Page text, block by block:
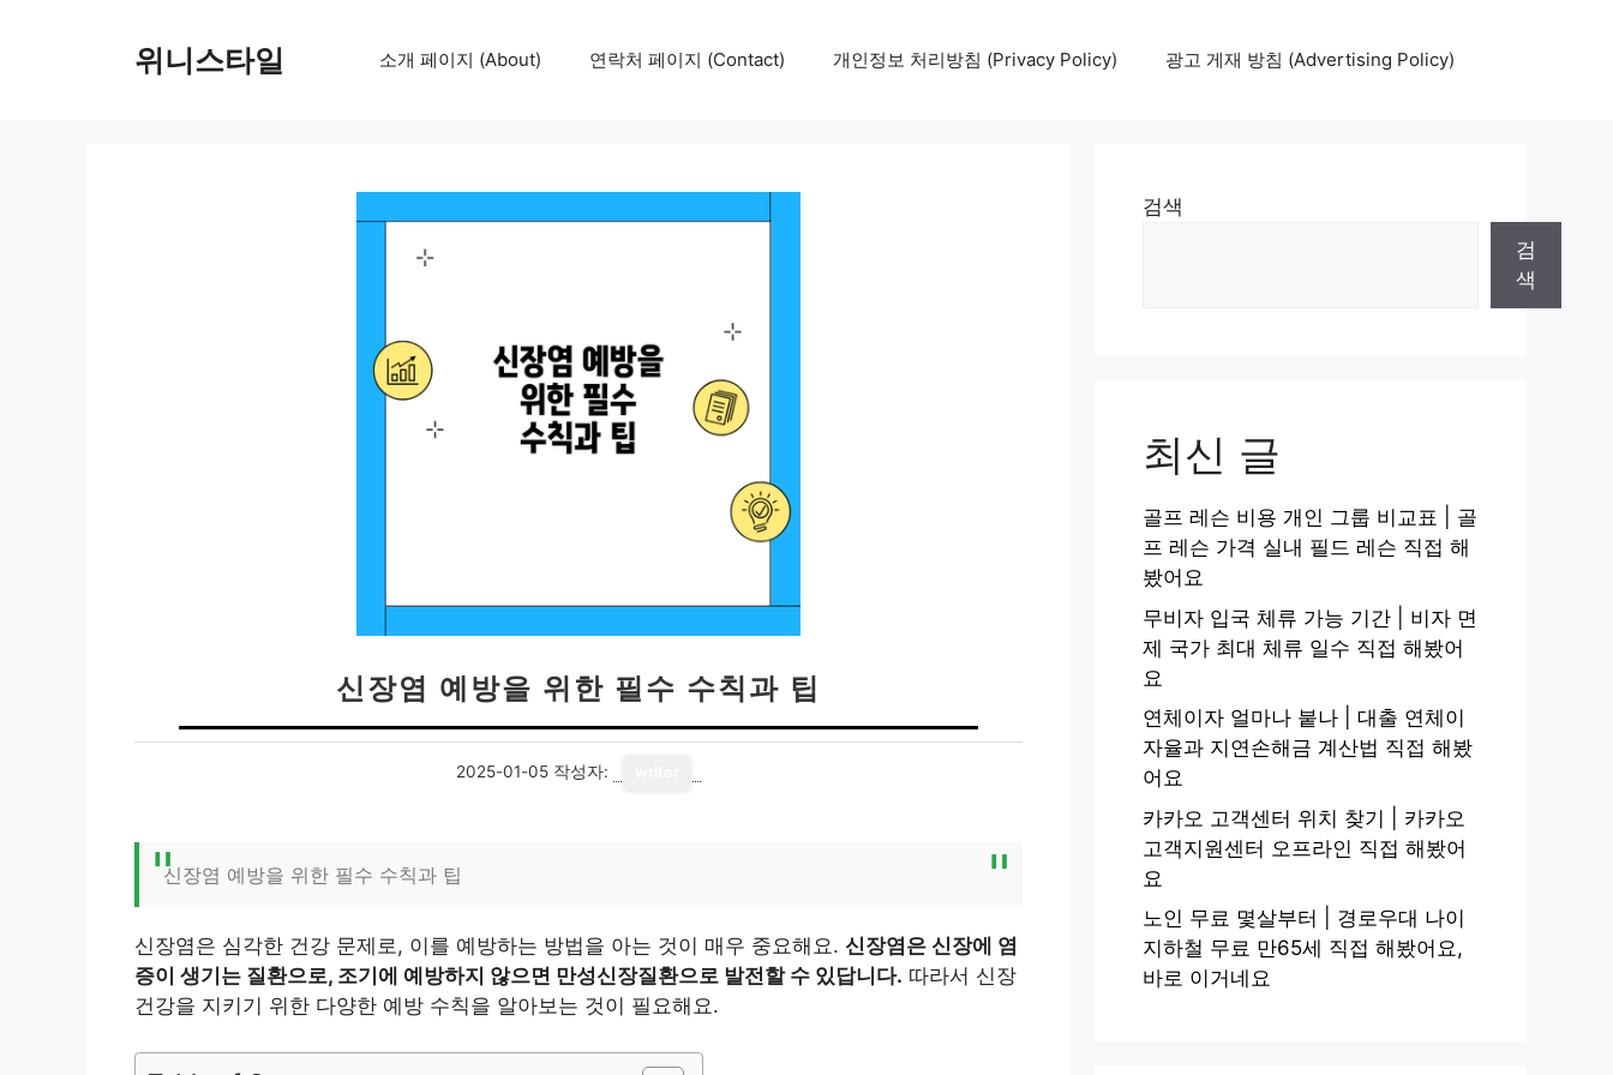
위니스타일 소개 페이지 (About) 연락처 페이지 (Contact) 개인정보 처리방침 (Privacy Policy) 광고 게재 방침 (Advertising Policy)
신장염 예방을 위한 필수 수칙과 팁
2025-01-05 작성자:
신장염 예방을 위한 필수 수칙과 팁
신장염은 심각한 건강 문제로, 이를 예방하는 방법을 아는 것이 매우 중요해요. 신장염은 신장에 염
증이 생기는 질환으로, 조기에 예방하지 않으면 만성신장질환으로 발전할 수 있답니다. 따라서 신장
건강을 지키기 위한 다양한 예방 수칙을 알아보는 것이 필요해요.
검색
검
색
최신 글
골프 레슨 비용 개인 그룹 비교표 | 골
프 레슨 가격 실내 필드 레슨 직접 해
봤어요
무비자 입국 체류 가능 기간 | 비자 면
제 국가 최대 체류 일수 직접 해봤어
요
연체이자 얼마나 붙나 | 대출 연체이
자율과 지연손해금 계산법 직접 해봤
어요
카카오 고객센터 위치 찾기 | 카카오
고객지원센터 오프라인 직접 해봤어
요
노인 무료 몇살부터 | 경로우대 나이
지하철 무료 만65세 직접 해봤어요,
바로 이거네요